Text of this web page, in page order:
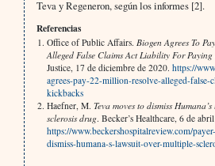
Teva y Regeneron, según los informes [2].
Referencias
Office of Public Affairs. Biogen Agrees To
Alleged False Claims Act Liability For Paying
Justice, 17 de diciembre de 2020. https://
agrees-pay-22-million-resolve-alleged-
kickbacks
Haefner, M. Teva moves to dismiss
sclerosis drug. Becker’s Healthcare, 6 de
https://www.beckershospitalreview.com/
dismiss-humana-s-lawsuit-over-multiple-